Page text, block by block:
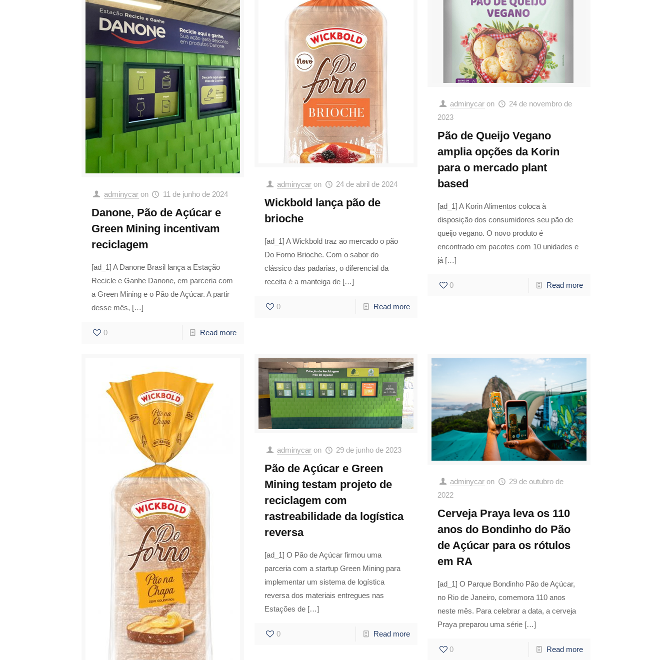
adminycar on 11 de junho de 2024
Danone, Pão de Açúcar e
Green Mining incentivam
reciclagem
[ad_1] A Danone Brasil lança a Estação
Recicle e Ganhe Danone, em parceria com
a Green Mining e o Pão de Açúcar. A partir
desse mês, […]
0 Read more
adminycar on 24 de abril de 2024
Wickbold lança pão de
brioche
[ad_1] A Wickbold traz ao mercado o pão
Do Forno Brioche. Com o sabor do
clássico das padarias, o diferencial da
receita é a manteiga de […]
0 Read more
adminycar on
24 de novembro de
2023
Pão de Queijo Vegano
amplia opções da Korin
para o mercado plant
based
[ad_1] A Korin Alimentos coloca à
disposição dos consumidores seu pão de
queijo vegano. O novo produto é
encontrado em pacotes com 10 unidades e
já […]
0 Read more
adminycar on 29 de junho de 2023
Pão de Açúcar e Green
Mining testam projeto de
reciclagem com
rastreabilidade da logística
reversa
[ad_1] O Pão de Açúcar firmou uma
parceria com a startup Green Mining para
implementar um sistema de logística
reversa dos materiais entregues nas
Estações de […]
0 Read more
adminycar on
29 de outubro de
2022
Cerveja Praya leva os 110
anos do Bondinho do Pão
de Açúcar para os rótulos
em RA
[ad_1] O Parque Bondinho Pão de Açúcar,
no Rio de Janeiro, comemora 110 anos
neste mês. Para celebrar a data, a cerveja
Praya preparou uma série […]
0 Read more